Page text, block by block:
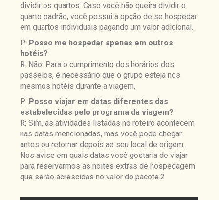
dividir os quartos. Caso você não queira dividir o
quarto padrão, você possui a opção de se hospedar
em quartos individuais pagando um valor adicional.
P: Posso me hospedar apenas em outros
hotéis?
R: Não. Para o cumprimento dos horários dos
passeios, é necessário que o grupo esteja nos
mesmos hotéis durante a viagem.
P: Posso viajar em datas diferentes das
estabelecidas pelo programa da viagem?
R: Sim, as atividades listadas no roteiro acontecem
nas datas mencionadas, mas você pode chegar
antes ou retornar depois ao seu local de origem.
Nos avise em quais datas você gostaria de viajar
para reservarmos as noites extras de hospedagem
que serão acrescidas no valor do pacote.2